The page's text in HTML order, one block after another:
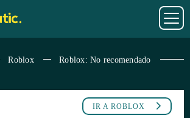
Roblox Roblox: No recomendado
IR A ROBLOX